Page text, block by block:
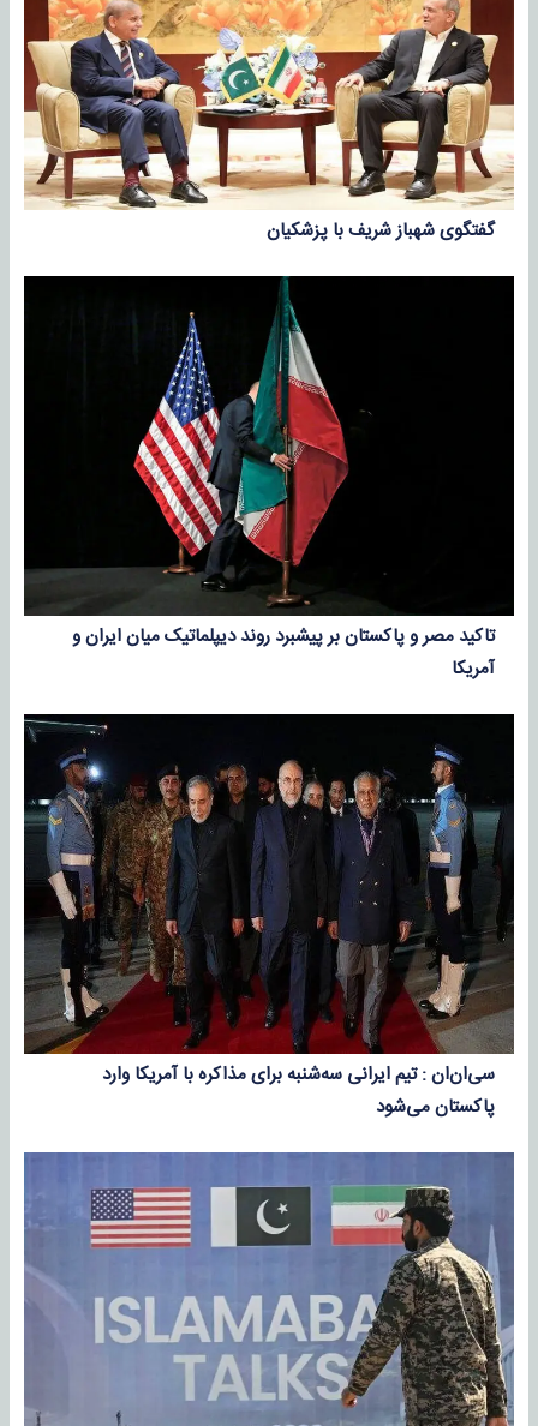
گفتگوی شهباز شریف با پزشکیان
تاکید مصر و پاکستان بر پیشبرد روند دیپلماتیک میان ایران و
آمریکا
سی‌ان‌ان : تیم ایرانی سه‌شنبه برای مذاکره با آمریکا وارد
پاکستان می‌شود